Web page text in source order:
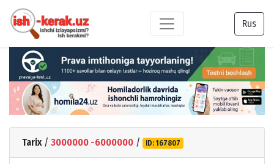
Rus
Tarix / 3000000 -6000000 / ID: 167807